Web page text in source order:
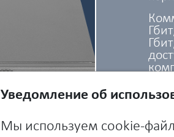
Уведомление об
Мы используем cookie-